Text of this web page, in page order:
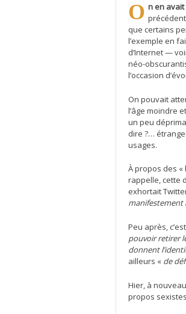
On en
que certains
l’exemple en
d’Internet —
néo-
l’occasion
On pouvait
l’âge moindre
un peu
dire ?…
usages.
À propos des
rappelle, cette
exhortait
manifestement
Peu après,
pouvoir retirer
donnent
ailleurs « de
Hier, à
propos